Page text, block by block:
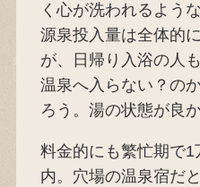
く心が洗われるよう
源泉投入量は全体的
が、日帰り入浴の人
温泉へ入らない？の
ろう。湯の状態が良か
料金的にも繁忙期で1
内。穴場の温泉宿だと